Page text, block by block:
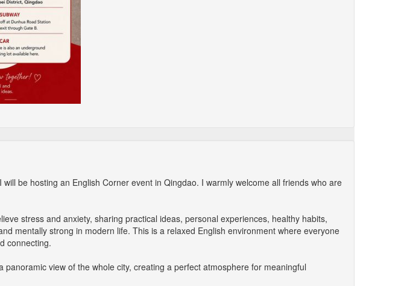
be hosting an English Corner event in Qingdao. I warmly welcome all friends who are
stress and anxiety, sharing practical ideas, personal experiences, healthy habits,
mentally strong in modern life. This is a relaxed English environment where everyone
connecting.
panoramic view of the whole city, creating a perfect atmosphere for meaningful